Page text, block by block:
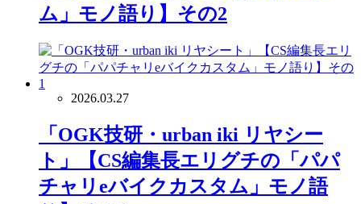
ム」モノ語り】その2
2026.03.27
「OGK技研・urban iki リヤシー
ト」【CS編集長エリグチの「パパ
チャリeバイクカスタム」モノ語